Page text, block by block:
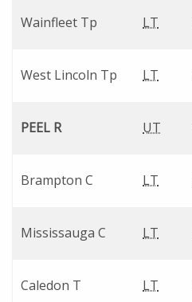
Wainfleet Tp LT
West Lincoln Tp LT
PEEL R UT
Brampton C LT
Mississauga C LT
Caledon T LT